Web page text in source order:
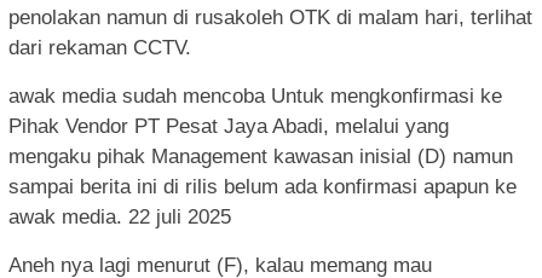
penolakan namun di rusakoleh OTK di malam hari, terlihat
dari rekaman CCTV.
awak media sudah mencoba Untuk mengkonfirmasi ke
Pihak Vendor PT Pesat Jaya Abadi, melalui yang
mengaku pihak Management kawasan inisial (D) namun
sampai berita ini di rilis belum ada konfirmasi apapun ke
awak media. 22 juli 2025
Aneh nya lagi menurut (F), kalau memang mau